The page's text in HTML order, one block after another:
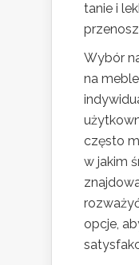
tanie i
Wybór
na
często
w jakim
opcje,